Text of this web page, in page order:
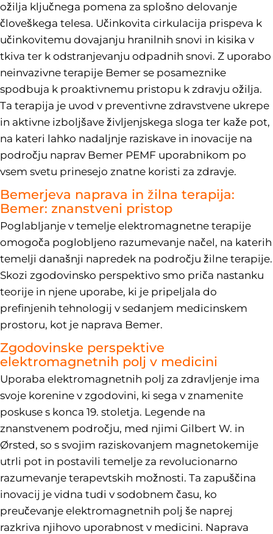
ožilja ključnega pomena za splošno delovanje
človeškega telesa. Učinkovita cirkulacija prispeva k
učinkovitemu dovajanju hranilnih snovi in kisika v
tkiva ter k odstranjevanju odpadnih snovi. Z uporabo
neinvazivne terapije Bemer se posameznike
spodbuja k proaktivnemu pristopu k zdravju ožilja.
Ta terapija je uvod v preventivne zdravstvene ukrepe
in aktivne izboljšave življenjskega sloga ter kaže pot,
na kateri lahko nadaljnje raziskave in inovacije na
področju naprav Bemer PEMF uporabnikom po
vsem svetu prinesejo znatne koristi za zdravje.
Bemerjeva naprava in žilna terapija:
Bemer: znanstveni pristop
Poglabljanje v temelje elektromagnetne terapije
omogoča poglobljeno razumevanje načel, na katerih
temelji današnji napredek na področju žilne terapije.
Skozi zgodovinsko perspektivo smo priča nastanku
teorije in njene uporabe, ki je pripeljala do
prefinjenih tehnologij v sedanjem medicinskem
prostoru, kot je naprava Bemer.
Zgodovinske perspektive
elektromagnetnih polj v medicini
Uporaba elektromagnetnih polj za zdravljenje ima
svoje korenine v zgodovini, ki sega v znamenite
poskuse s konca 19. stoletja. Legende na
znanstvenem področju, med njimi Gilbert W. in
Ørsted, so s svojim raziskovanjem magnetokemije
utrli pot in postavili temelje za revolucionarno
razumevanje terapevtskih možnosti. Ta zapuščina
inovacij je vidna tudi v sodobnem času, ko
preučevanje elektromagnetnih polj še naprej
razkriva njihovo uporabnost v medicini. Naprava